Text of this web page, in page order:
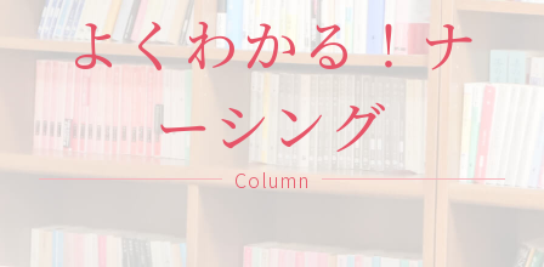
よくわかる！ナ
ーシング
Column